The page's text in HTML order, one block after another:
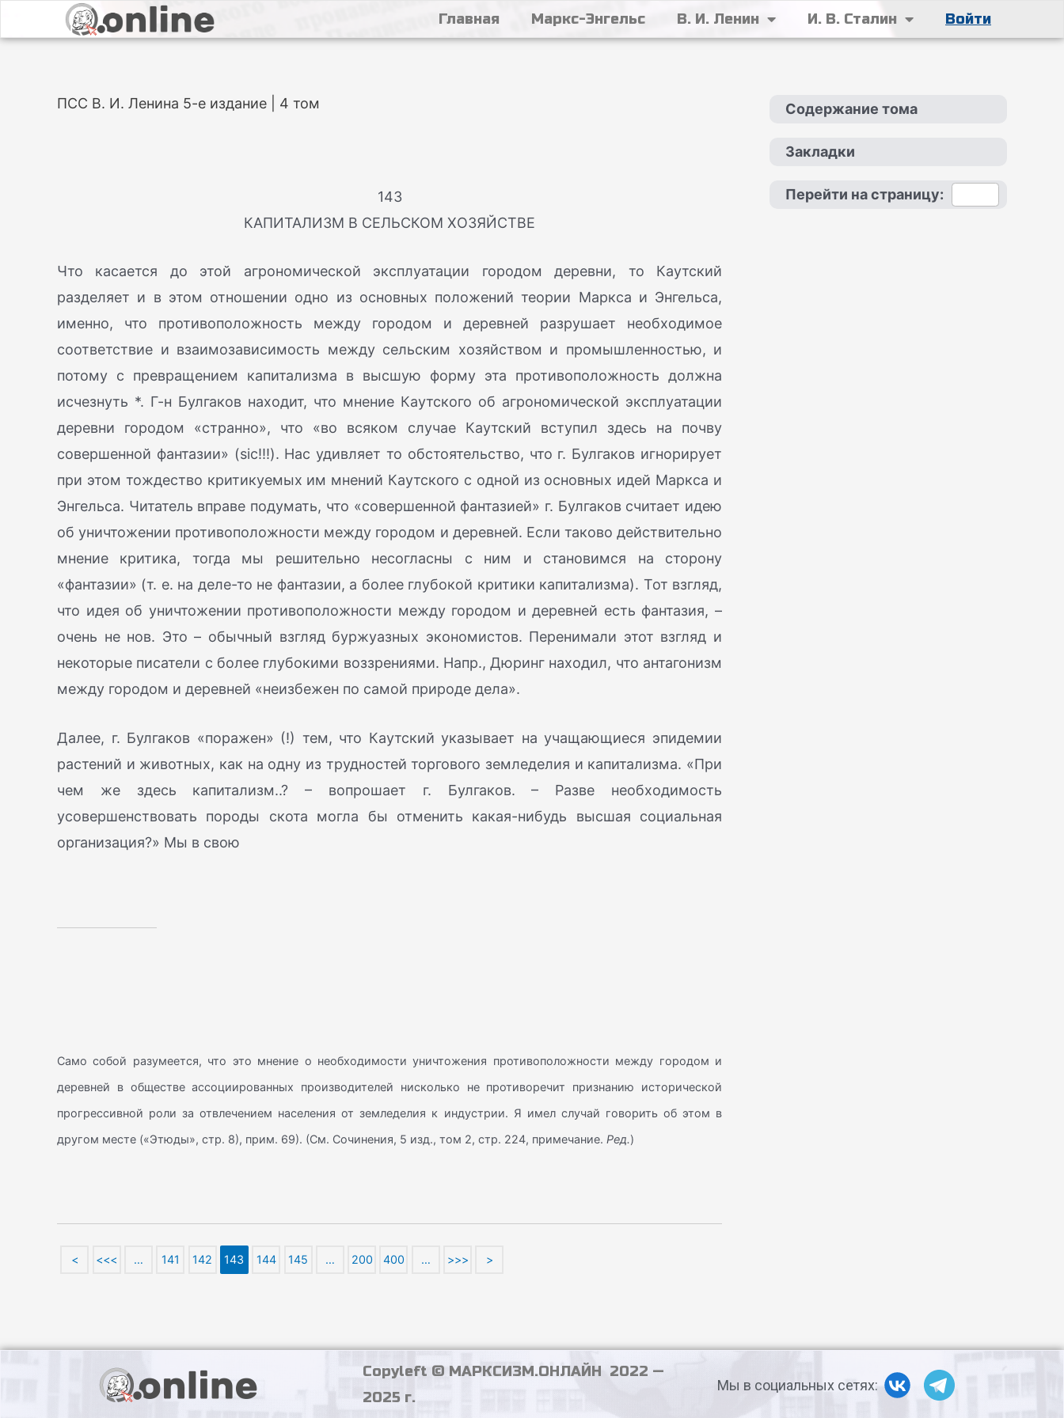
Главная Маркс-Энгельс В. И. Ленин И. В. Сталин Войти
ПСС В. И. Ленина 5-е издание | 4 том
143
КАПИТАЛИЗМ В СЕЛЬСКОМ ХОЗЯЙСТВЕ
Что касается до этой агрономической эксплуатации городом деревни, то Каутский
разделяет и в этом отношении одно из основных положений теории Маркса и Энгельса,
именно, что противоположность между городом и деревней разрушает необходимое
соответствие и взаимозависимость между сельским хозяйством и промышленностью, и
потому с превращением капитализма в высшую форму эта противоположность должна
исчезнуть *. Г-н Булгаков находит, что мнение Каутского об агрономической эксплуатации
деревни городом «странно», что «во всяком случае Каутский вступил здесь на почву
совершенной фантазии» (sic!!!). Нас удивляет то обстоятельство, что г. Булгаков игнорирует
при этом тождество критикуемых им мнений Каутского с одной из основных идей Маркса и
Энгельса. Читатель вправе подумать, что «совершенной фантазией» г. Булгаков считает идею
об уничтожении противоположности между городом и деревней. Если таково действительно
мнение критика, тогда мы решительно несогласны с ним и становимся на сторону
«фантазии» (т. е. на деле-то не фантазии, а более глубокой критики капитализма). Тот взгляд,
что идея об уничтожении противоположности между городом и деревней есть фантазия, –
очень не нов. Это – обычный взгляд буржуазных экономистов. Перенимали этот взгляд и
некоторые писатели с более глубокими воззрениями. Напр., Дюринг находил, что антагонизм
между городом и деревней «неизбежен по самой природе дела».
Далее, г. Булгаков «поражен» (!) тем, что Каутский указывает на учащающиеся эпидемии
растений и животных, как на одну из трудностей торгового земледелия и капитализма. «При
чем же здесь капитализм..? – вопрошает г. Булгаков. – Разве необходимость
усовершенствовать породы скота могла бы отменить какая-нибудь высшая социальная
организация?» Мы в свою
Само собой разумеется, что это мнение о необходимости уничтожения противоположности между городом и
деревней в обществе ассоциированных производителей нисколько не противоречит признанию исторической
прогрессивной роли за отвлечением населения от земледелия к индустрии. Я имел случай говорить об этом в
другом месте («Этюды», стр. 8), прим. 69). (См. Сочинения, 5 изд., том 2, стр. 224, примечание. Ред.)
< <<< … 141 142 143 144 145 … 200 400 … >>> >
Содержание тома
Закладки
Перейти на страницу:
Copyleft © МАРКСИЗМ.ОНЛАЙН 2022 —
2025 г.
Мы в социальных сетях: